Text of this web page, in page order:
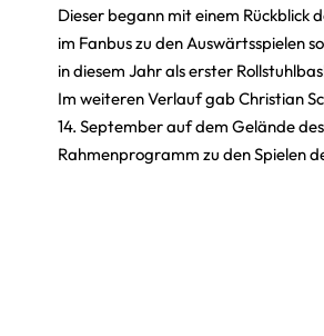
Dieser begann mit einem Rückblick
im Fanbus zu den Auswärtsspielen
in diesem Jahr als erster
Im weiteren Verlauf gab Christian
14. September auf dem Gelände
Rahmenprogramm zu den Spielen